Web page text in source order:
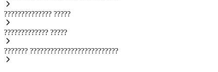
?????????????? ?????
????????????? ?????
??????? ??????????????????????????